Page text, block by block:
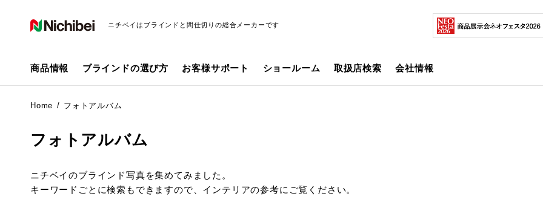
ニチベイはブラインドと間仕切りの総合メーカーです
商品情報 ブラインドの選び方 お客様サポート ショールーム 取扱店検索 会社情報
Home フォトアルバム
フォトアルバム
ニチベイのブラインド写真を集めてみました。
キーワードごとに検索もできますので、インテリアの参考にご覧ください。